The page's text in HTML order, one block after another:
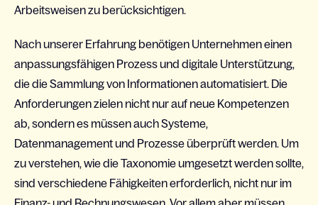
Arbeitsweisen zu berücksichtigen.
Nach unserer Erfahrung benötigen Unternehmen einen
anpassungsfähigen Prozess und digitale Unterstützung,
die die Sammlung von Informationen automatisiert. Die
Anforderungen zielen nicht nur auf neue Kompetenzen
ab, sondern es müssen auch Systeme,
Datenmanagement und Prozesse überprüft werden. Um
zu verstehen, wie die Taxonomie umgesetzt werden sollte,
sind verschiedene Fähigkeiten erforderlich, nicht nur im